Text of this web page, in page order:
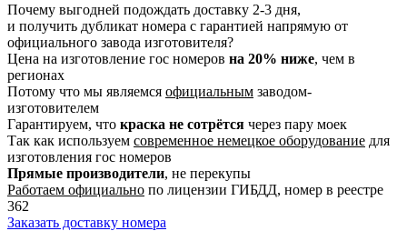
Почему выгодней подождать доставку 2-3 дня,
и получить дубликат номера с гарантией напрямую от
официального завода изготовителя?
Цена на изготовление гос номеров на 20% ниже, чем в
регионах
Потому что мы являемся официальным заводом-
изготовителем
Гарантируем, что краска не сотрётся через пару моек
Так как используем современное немецкое оборудование для
изготовления гос номеров
Прямые производители, не перекупы
Работаем официально по лицензии ГИБДД, номер в реестре
362
Заказать доставку номера